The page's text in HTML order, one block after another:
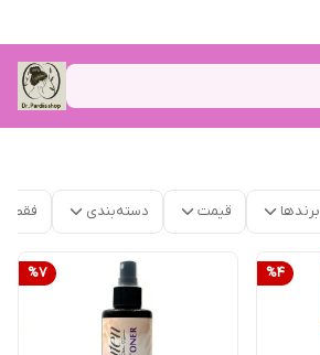
برندها قیمت دسته‌بندی فقط
%4
%7